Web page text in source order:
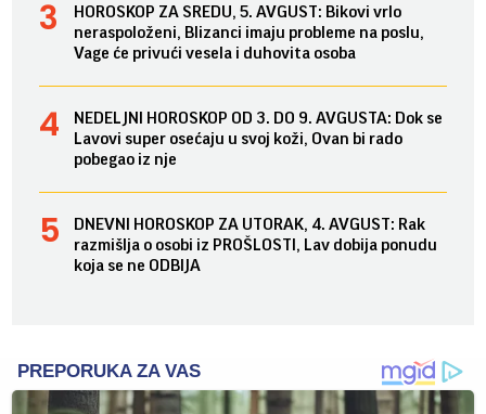
HOROSKOP ZA SREDU, 5. AVGUST: Bikovi vrlo
neraspoloženi, Blizanci imaju probleme na poslu,
Vage će privući vesela i duhovita osoba
NEDELJNI HOROSKOP OD 3. DO 9. AVGUSTA: Dok se
Lavovi super osećaju u svoj koži, Ovan bi rado
pobegao iz nje
DNEVNI HOROSKOP ZA UTORAK, 4. AVGUST: Rak
razmišlja o osobi iz PROŠLOSTI, Lav dobija ponudu
koja se ne ODBIJA